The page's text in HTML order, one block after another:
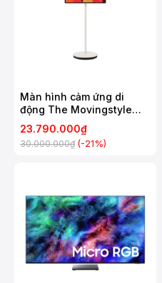
Màn hình cảm ứng di
động The Movingstyle
Samsung 27 Inch
UA27LSM7FAXXXV
23.790.000₫
30.000.000₫ (-21%)